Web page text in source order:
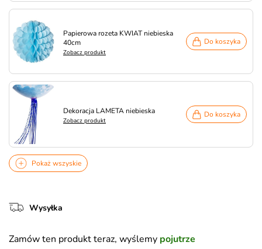
Papierowa rozeta KWIAT niebieska
40cm
Zobacz produkt
Do koszyka
Dekoracja LAMETA niebieska
Zobacz produkt
Do koszyka
Pokaż wszyskie
Wysyłka
Zamów ten produkt teraz, wyślemy pojutrze